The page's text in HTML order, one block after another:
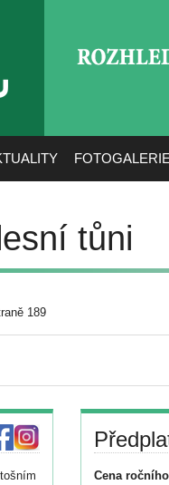
tůni
189
Cena